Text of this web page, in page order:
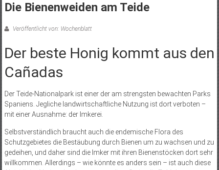
Die Bienenweiden am Teide
Veröffentlicht von: Wochenblatt
Der beste Honig kommt aus den
Cañadas
Der Teide-Nationalpark ist einer der am strengsten bewachten Parks
Spaniens. Jegliche landwirtschaftliche Nutzung ist dort verboten –
mit einer Ausnahme: der Imkerei.
Selbstverständlich braucht auch die endemische Flora des
Schutzgebietes die Bestäubung durch Bienen um zu wachsen und zu
gedeihen, und daher sind die Imker mit ihren Bienenstöcken dort sehr
willkommen. Allerdings – wie könnte es anders sein – ist auch diese